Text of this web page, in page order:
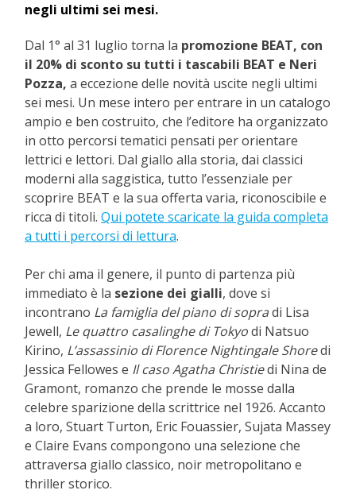
negli ultimi sei mesi.
Dal 1° al 31 luglio torna la promozione BEAT, con
il 20% di sconto su tutti i tascabili BEAT e Neri
Pozza, a eccezione delle novità uscite negli ultimi
sei mesi. Un mese intero per entrare in un catalogo
ampio e ben costruito, che l’editore ha organizzato
in otto percorsi tematici pensati per orientare
lettrici e lettori. Dal giallo alla storia, dai classici
moderni alla saggistica, tutto l’essenziale per
scoprire BEAT e la sua offerta varia, riconoscibile e
ricca di titoli. Qui potete scaricate la guida completa
a tutti i percorsi di lettura.
Per chi ama il genere, il punto di partenza più
immediato è la sezione dei gialli, dove si
incontrano La famiglia del piano di sopradi Lisa
Jewell, Le quattro casalinghe di Tokyodi Natsuo
Kirino, L’assassinio di Florence Nightingale Shoredi
Jessica Fellowes e Il caso Agatha Christiedi Nina de
Gramont, romanzo che prende le mosse dalla
celebre sparizione della scrittrice nel 1926. Accanto
a loro, Stuart Turton, Eric Fouassier, Sujata Massey
e Claire Evans compongono una selezione che
attraversa giallo classico, noir metropolitano e
thriller storico.